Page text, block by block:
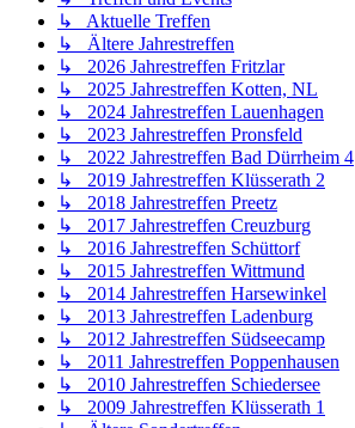
↳ Aktuelle Treffen
↳ Ältere Jahrestreffen
↳ 2026 Jahrestreffen Fritzlar
↳ 2025 Jahrestreffen Kotten, NL
↳ 2024 Jahrestreffen Lauenhagen
↳ 2023 Jahrestreffen Pronsfeld
↳ 2022 Jahrestreffen Bad Dürrheim 4
↳ 2019 Jahrestreffen Klüsserath 2
↳ 2018 Jahrestreffen Preetz
↳ 2017 Jahrestreffen Creuzburg
↳ 2016 Jahrestreffen Schüttorf
↳ 2015 Jahrestreffen Wittmund
↳ 2014 Jahrestreffen Harsewinkel
↳ 2013 Jahrestreffen Ladenburg
↳ 2012 Jahrestreffen Südseecamp
↳ 2011 Jahrestreffen Poppenhausen
↳ 2010 Jahrestreffen Schiedersee
↳ 2009 Jahrestreffen Klüsserath 1